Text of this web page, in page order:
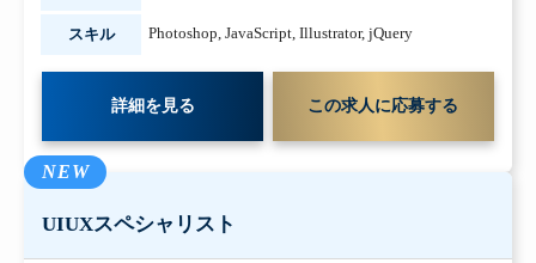
スキル Photoshop, JavaScript, Illustrator, jQuery
詳細を見る この求人に応募する
NEW
UIUXスペシャリスト